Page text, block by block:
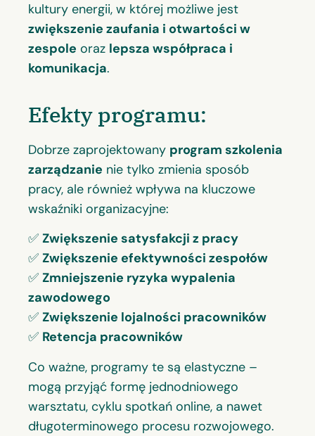
kultury energii, w której możliwe jest
zwiększenie zaufania i otwartości w
zespole oraz lepsza współpraca i
komunikacja.
Efekty programu:
Dobrze zaprojektowany program szkolenia
zarządzanie nie tylko zmienia sposób
pracy, ale również wpływa na kluczowe
wskaźniki organizacyjne:
✅ Zwiększenie satysfakcji z pracy
✅ Zwiększenie efektywności zespołów
✅ Zmniejszenie ryzyka wypalenia
zawodowego
✅ Zwiększenie lojalności pracowników
✅ Retencja pracowników
Co ważne, programy te są elastyczne –
mogą przyjąć formę jednodniowego
warsztatu, cyklu spotkań online, a nawet
długoterminowego procesu rozwojowego.